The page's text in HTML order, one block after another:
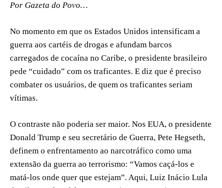
Por Gazeta do Povo…
No momento em que os Estados Unidos intensificam a
guerra aos cartéis de drogas e afundam barcos
carregados de cocaína no Caribe, o presidente brasileiro
pede “cuidado” com os traficantes. E diz que é preciso
combater os usuários, de quem os traficantes seriam
vítimas.
O contraste não poderia ser maior. Nos EUA, o presidente
Donald Trump e seu secretário de Guerra, Pete Hegseth,
definem o enfrentamento ao narcotráfico como uma
extensão da guerra ao terrorismo: “Vamos caçá-los e
matá-los onde quer que estejam”. Aqui, Luiz Inácio Lula